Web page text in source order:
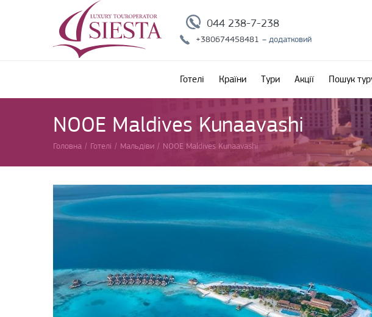
044 238-7-238
+380674458481 – додатковий
Готелі Країни Тури Акції Пошук
NOOE Maldives Kunaavashi
Головна / Готелі / Мальдіви / NOOE Maldives Kunaavashi